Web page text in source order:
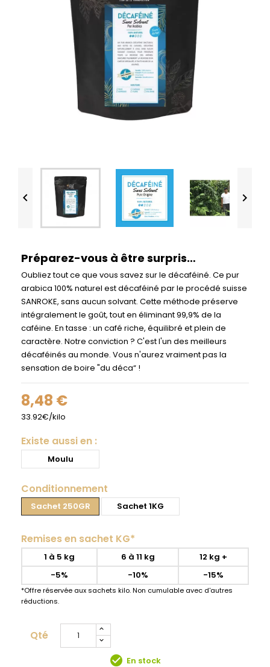
 
Préparez-vous à être surpris…
Oubliez tout ce que vous savez sur le décaféiné. Ce pur
arabica 100% naturel est décaféiné par le procédé suisse
SANROKE, sans aucun solvant. Cette méthode préserve
intégralement le goût, tout en éliminant 99,9% de la
caféine. En tasse : un café riche, équilibré et plein de
caractère. Notre conviction ? C'est l'un des meilleurs
décaféinés au monde. Vous n'aurez vraiment pas la
sensation de boire "du déca“ !
8,48 €
33.92€/kilo
Existe aussi en :
Moulu
Conditionnement
Sachet 250GR Sachet 1KG
Remises en sachet KG*
1 à 5 kg 6 à 11 kg
12 kg +
-5%
-10% -15%
*Offre réservée aux sachets kilo. Non cumulable avec d'autres
réductions.
Qté
check_circle En stock